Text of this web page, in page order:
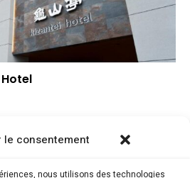
le consentement
nous utilisons des technologies